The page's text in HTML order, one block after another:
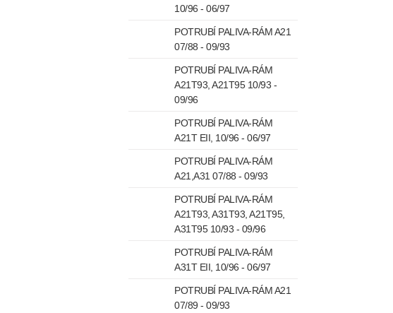
10/96 - 06/97
POTRUBÍ PALIVA-RÁM A21
07/88 - 09/93
POTRUBÍ PALIVA-RÁM
A21T93, A21T95 10/93 -
09/96
POTRUBÍ PALIVA-RÁM
A21T EII, 10/96 - 06/97
POTRUBÍ PALIVA-RÁM
A21,A31 07/88 - 09/93
POTRUBÍ PALIVA-RÁM
A21T93, A31T93, A21T95,
A31T95 10/93 - 09/96
POTRUBÍ PALIVA-RÁM
A31T EII, 10/96 - 06/97
POTRUBÍ PALIVA-RÁM A21
07/89 - 09/93